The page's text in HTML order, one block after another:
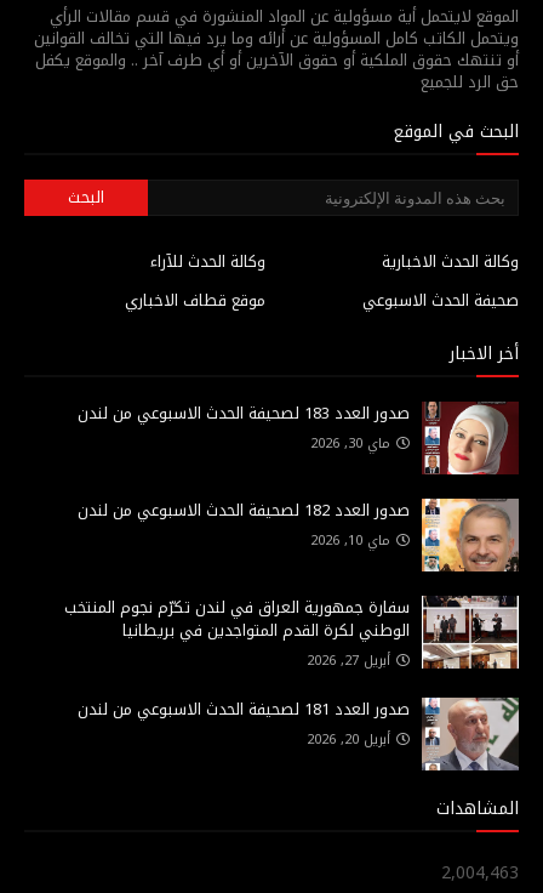
الموقع لايتحمل أية مسؤولية عن المواد المنشورة في قسم مقالات الرأي
ويتحمل الكاتب كامل المسؤولية عن أرائه وما يرد فيها التي تخالف القوانين
أو تنتهك حقوق الملكية أو حقوق الآخرين أو أي طرف آخر .. والموقع يكفل
حق الرد للجميع
البحث في الموقع
وكالة الحدث للآراء
وكالة الحدث الاخبارية
موقع قطاف الاخباري
صحيفة الحدث الاسبوعي
أخر الاخبار
صدور العدد 183 لصحيفة الحدث الاسبوعي من لندن
ماي 30, 2026
صدور العدد 182 لصحيفة الحدث الاسبوعي من لندن
ماي 10, 2026
سفارة جمهورية العراق في لندن تكرّم نجوم المنتخب
الوطني لكرة القدم المتواجدين في بريطانيا
أبريل 27, 2026
صدور العدد 181 لصحيفة الحدث الاسبوعي من لندن
أبريل 20, 2026
المشاهدات
2,004,463